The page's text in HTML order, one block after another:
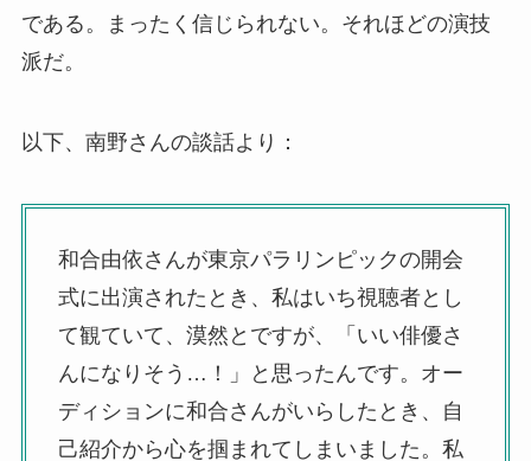
である。まったく信じられない。それほどの演技
派だ。
以下、南野さんの談話より：
和合由依さんが東京パラリンピックの開会
式に出演されたとき、私はいち視聴者とし
て観ていて、漠然とですが、「いい俳優さ
んになりそう…！」と思ったんです。オー
ディションに和合さんがいらしたとき、自
己紹介から心を掴まれてしまいました。私